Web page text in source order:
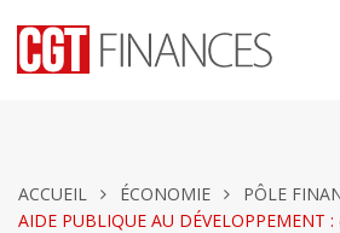
ACCUEIL ÉCONOMIE
PÔLE
AIDE PUBLIQUE AU DÉVELOPPEMENT